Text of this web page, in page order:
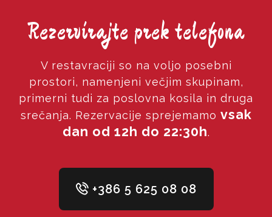
Rezervirajte prek telefona
V restavraciji so na voljo posebni
prostori, namenjeni večjim skupinam,
primerni tudi za poslovna kosila in druga
srečanja. Rezervacije sprejemamo vsak
dan od 12h do 22:30h.
+386 5 625 08 08